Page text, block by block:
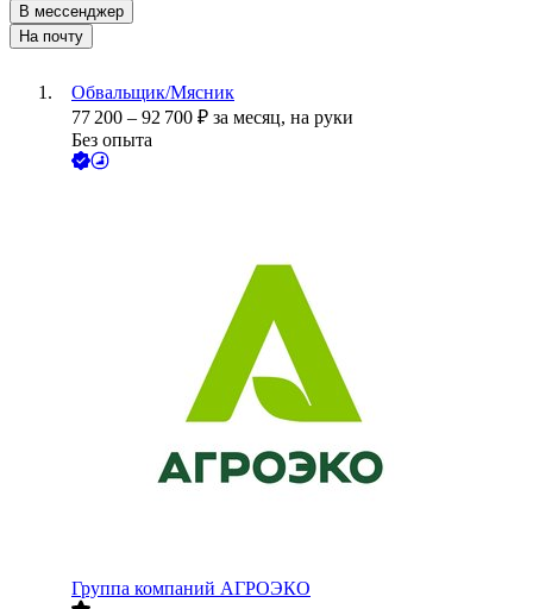
В мессенджер
На почту
Обвальщик/Мясник
77 200 – 92 700 ₽ за месяц, на руки
Без опыта
Группа компаний АГРОЭКО